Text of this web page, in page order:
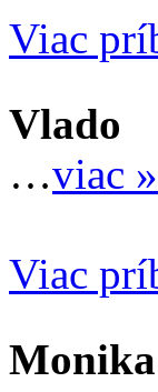
Viac
Vlado
…viac »
Viac
Monika